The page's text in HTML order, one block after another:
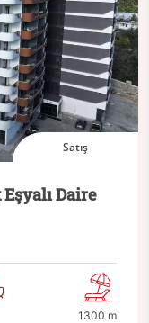
Satış
Daire
1300 m